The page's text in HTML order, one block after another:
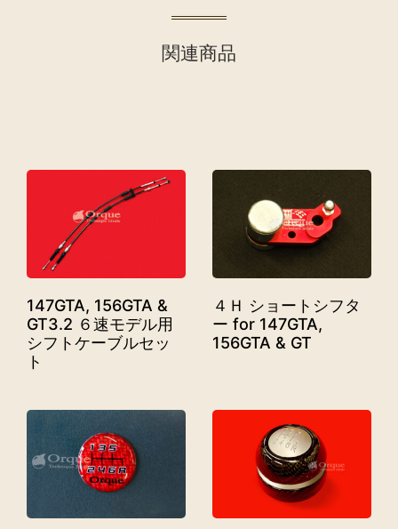
関連商品
147GTA, 156GTA &
GT3.2 ６速モデル用
シフトケーブルセッ
ト
４Ｈ ショートシフタ
ー for 147GTA,
156GTA & GT